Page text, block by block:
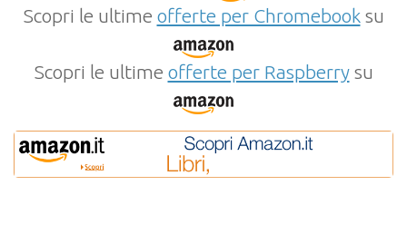
Scopri le ultime offerte per Chromebooksu
Scopri le ultime offerte per Raspberrysu